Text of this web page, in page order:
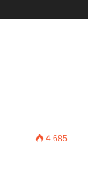
4.685